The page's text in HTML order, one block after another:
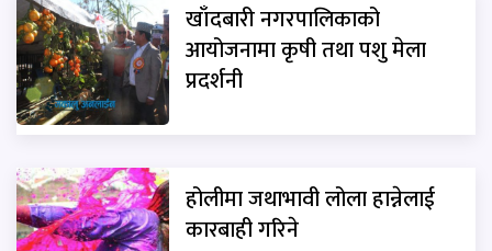
खाँदबारी नगरपालिकाको
आयोजनामा कृषी तथा पशु मेला
प्रदर्शनी
होलीमा जथाभावी लोला हान्नेलाई
कारबाही गरिने